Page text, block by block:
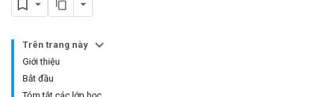
Trên trang này
Giới thiệu
Bắt đầu